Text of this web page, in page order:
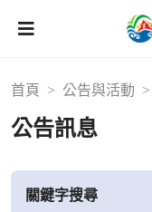
首頁 公告與活動
公告訊息
關鍵字搜尋